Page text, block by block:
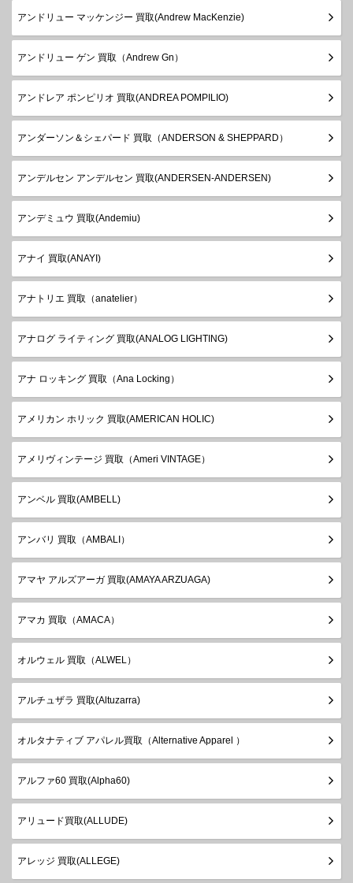
アンドリュー マッケンジー 買取(Andrew MacKenzie)
アンドリュー ゲン 買取（Andrew Gn）
アンドレア ポンピリオ 買取(ANDREA POMPILIO)
アンダーソン＆シェパード 買取（ANDERSON & SHEPPARD）
アンデルセン アンデルセン 買取(ANDERSEN-ANDERSEN)
アンデミュウ 買取(Andemiu)
アナイ 買取(ANAYI)
アナトリエ 買取（anatelier）
アナログ ライティング 買取(ANALOG LIGHTING)
アナ ロッキング 買取（Ana Locking）
アメリカン ホリック 買取(AMERICAN HOLIC)
アメリヴィンテージ 買取（Ameri VINTAGE）
アンベル 買取(AMBELL)
アンバリ 買取（AMBALI）
アマヤ アルズアーガ 買取(AMAYA ARZUAGA)
アマカ 買取（AMACA）
オルウェル 買取（ALWEL）
アルチュザラ 買取(Altuzarra)
オルタナティブ アパレル買取（Alternative Apparel ）
アルファ60 買取(Alpha60)
アリュード買取(ALLUDE)
アレッジ 買取(ALLEGE)